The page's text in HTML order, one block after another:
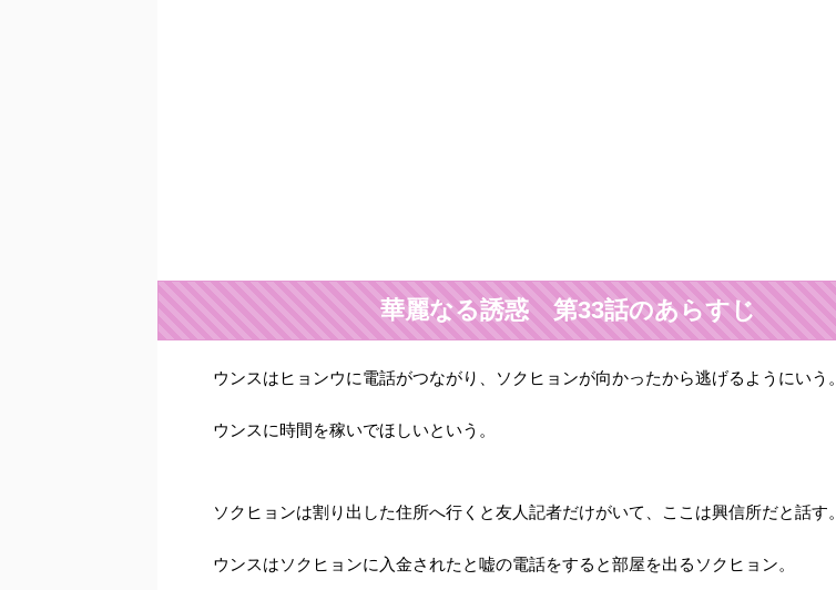
華麗なる誘惑 第33話のあらすじ
ウンスはヒョンウに電話がつながり、ソクヒョンが向かったから逃げるようにいう。
ウンスに時間を稼いでほしいという。
ソクヒョンは割り出した住所へ行くと友人記者だけがいて、ここは興信所だと話す。
ウンスはソクヒョンに入金されたと嘘の電話をすると部屋を出るソクヒョン。